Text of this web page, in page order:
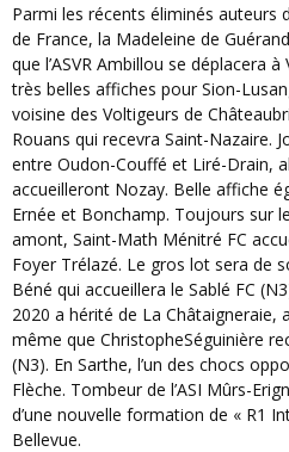
Parmi les récents éliminés auteurs de beaux parcours en Coupe
de France, la Madeleine de
que l’ASVR Ambillou se déplacera
très belles affiches pour Sion-
voisine des Voltigeurs de
Rouans qui recevra Saint-Nazaire.
entre Oudon-Couffé et Liré-Drain,
accueilleront Nozay. Belle affiche
Ernée et Bonchamp. Toujours sur
amont, Saint-Math Ménitré FC
Foyer Trélazé. Le gros lot sera de
Béné qui accueillera le Sablé FC
2020 a hérité de La Châtaigneraie,
même que ChristopheSéguinière
(N3). En Sarthe, l’un des chocs
Flèche. Tombeur de l’ASI Mûrs-
d’une nouvelle formation de « R1
Bellevue.